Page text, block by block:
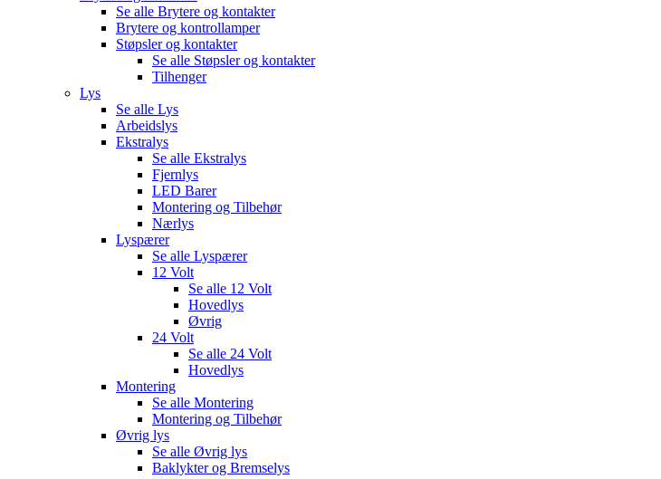
Se alle Brytere og kontakter
Brytere og kontrollamper
Støpsler og kontakter
Se alle Støpsler og kontakter
Tilhenger
Lys
Se alle Lys
Arbeidslys
Ekstralys
Se alle Ekstralys
Fjernlys
LED Barer
Montering og Tilbehør
Nærlys
Lyspærer
Se alle Lyspærer
12 Volt
Se alle 12 Volt
Hovedlys
Øvrig
24 Volt
Se alle 24 Volt
Hovedlys
Montering
Se alle Montering
Montering og Tilbehør
Øvrig lys
Se alle Øvrig lys
Baklykter og Bremselys